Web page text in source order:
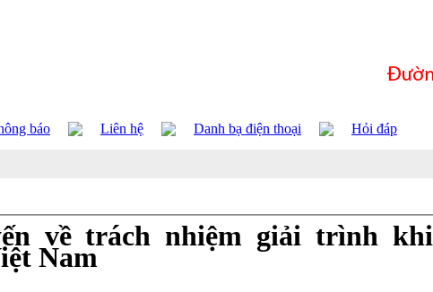
báo Liên hệ Danh bạ điện thoại Hỏi đáp
về trách nhiệm giải trình khi
Nam